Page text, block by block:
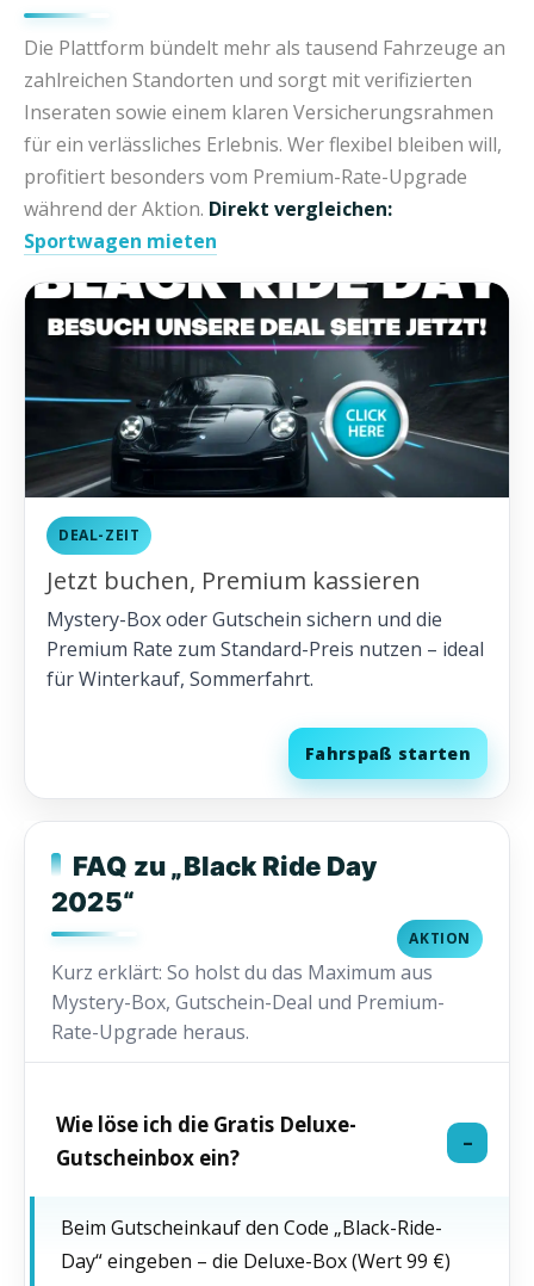
Die Plattform bündelt mehr als tausend Fahrzeuge an
zahlreichen Standorten und sorgt mit verifizierten
Inseraten sowie einem klaren Versicherungsrahmen
für ein verlässliches Erlebnis. Wer flexibel bleiben will,
profitiert besonders vom Premium-Rate-Upgrade
während der Aktion. Direkt vergleichen:
Sportwagen mieten
DEAL-ZEIT
Jetzt buchen, Premium kassieren
Mystery-Box oder Gutschein sichern und die
Premium Rate zum Standard-Preis nutzen – ideal
für Winterkauf, Sommerfahrt.
Fahrspaß starten
FAQ zu „Black Ride Day
2025“
AKTION
Kurz erklärt: So holst du das Maximum aus
Mystery-Box, Gutschein-Deal und Premium-
Rate-Upgrade heraus.
Wie löse ich die Gratis Deluxe-
Gutscheinbox ein?
Beim Gutscheinkauf den Code „Black-Ride-
Day“ eingeben – die Deluxe-Box (Wert 99 €)